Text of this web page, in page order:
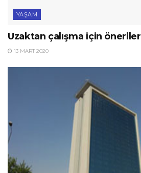
YAŞAM
Uzaktan çalışma için öneriler
13 MART 2020